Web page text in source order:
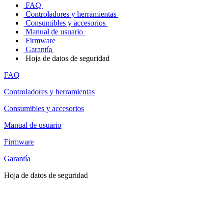
FAQ
Controladores y herramientas
Consumibles y accesorios
Manual de usuario
Firmware
Garantía
Hoja de datos de seguridad
FAQ
Controladores y herramientas
Consumibles y accesorios
Manual de usuario
Firmware
Garantía
Hoja de datos de seguridad